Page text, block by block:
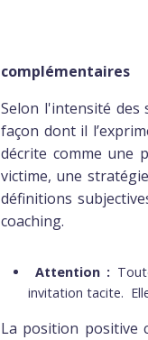
complémentaires
Selon l'intensité des
façon dont il
décrite comme une
victime, une
définitions
coaching.
Attention :
invitation tacite.
La position positive